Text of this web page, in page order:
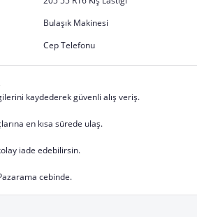
Bulaşık Makinesi
Cep Telefonu
kaydederek güvenli alış veriş.
en kısa sürede ulaş.
iade edebilirsin.
cebinde.